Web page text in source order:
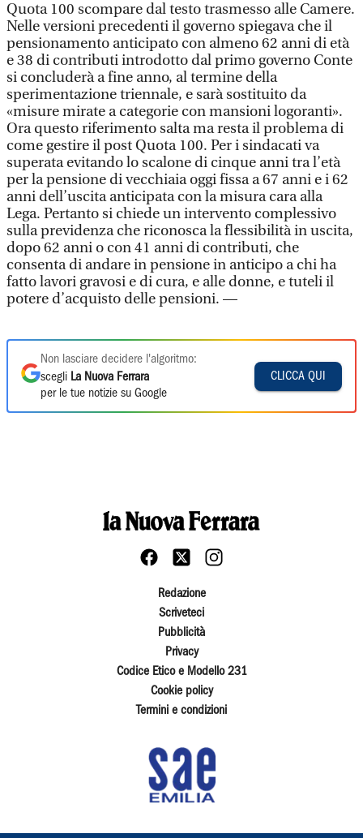
Quota 100 scompare dal testo trasmesso alle Camere.
Nelle versioni precedenti il governo spiegava che il
pensionamento anticipato con almeno 62 anni di età
e 38 di contributi introdotto dal primo governo Conte
si concluderà a fine anno, al termine della
sperimentazione triennale, e sarà sostituito da
«misure mirate a categorie con mansioni logoranti».
Ora questo riferimento salta ma resta il problema di
come gestire il post Quota 100. Per i sindacati va
superata evitando lo scalone di cinque anni tra l’età
per la pensione di vecchiaia oggi fissa a 67 anni e i 62
anni dell’uscita anticipata con la misura cara alla
Lega. Pertanto si chiede un intervento complessivo
sulla previdenza che riconosca la flessibilità in uscita,
dopo 62 anni o con 41 anni di contributi, che
consenta di andare in pensione in anticipo a chi ha
fatto lavori gravosi e di cura, e alle donne, e tuteli il
potere d’acquisto delle pensioni. —
Non lasciare decidere l'algoritmo:
scegli La Nuova Ferrara
per le tue notizie su Google
CLICCA QUI
Redazione
Scriveteci
Pubblicità
Privacy
Codice Etico e Modello 231
Cookie policy
Termini e condizioni